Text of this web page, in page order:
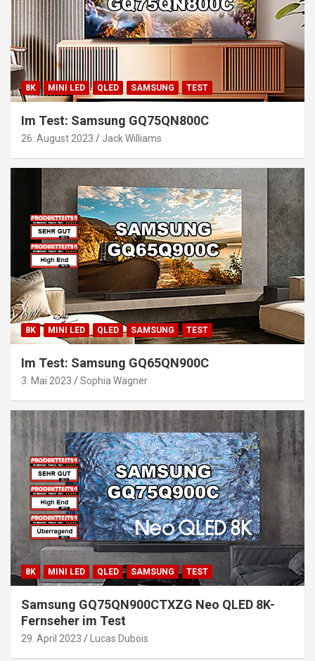
8K MINI LED QLED SAMSUNG TEST
Im Test: Samsung GQ75QN800C
26. August 2023 Jack Williams
8K MINI LED QLED SAMSUNG TEST
Im Test: Samsung GQ65QN900C
3. Mai 2023 Sophia Wagner
8K MINI LED QLED SAMSUNG TEST
Samsung GQ75QN900CTXZG Neo QLED 8K-
Fernseher im Test
29. April 2023 Lucas Dubois